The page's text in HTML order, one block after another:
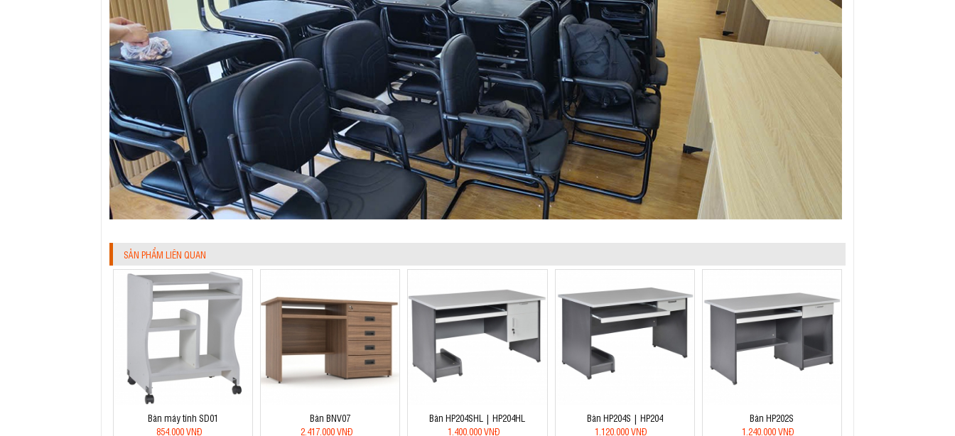
SẢN PHẨM LIÊN QUAN
Bàn máy tính SD01
854.000 VNĐ
Bàn BNV07
2.417.000 VNĐ
Bàn HP204SHL | HP204HL
1.400.000 VNĐ
Bàn HP204S | HP204
1.120.000 VNĐ
Bàn HP202S
1.240.000 VNĐ